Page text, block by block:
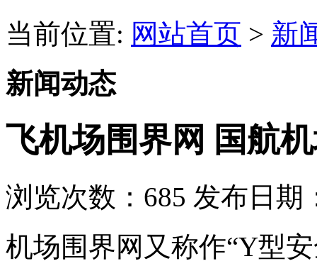
当前位置: 网站首页 > 新
新闻动态
飞机场围界网 国航
浏览次数： 685 发布日期
机场围界网又称作“Y型